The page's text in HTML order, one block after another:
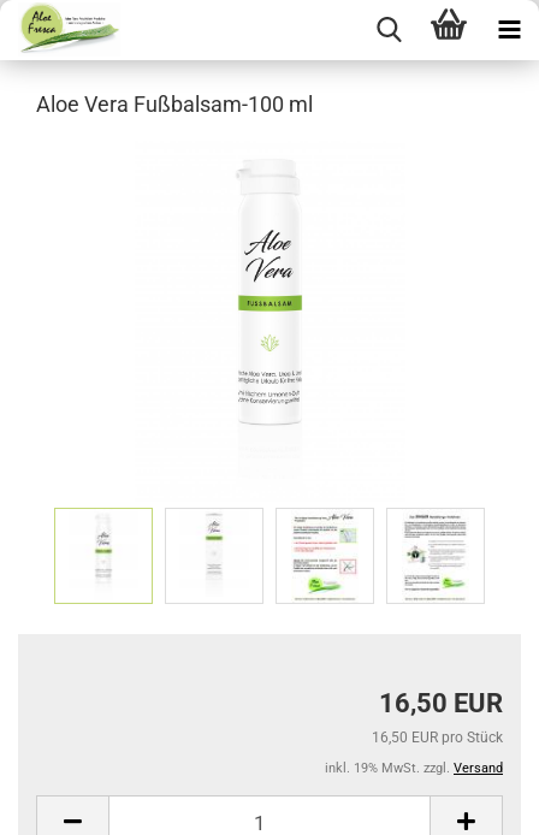
Aloe Vera Fußbalsam-100 ml
16,50 EUR
16,50 EUR pro Stück
inkl. 19% MwSt. zzgl. Versand